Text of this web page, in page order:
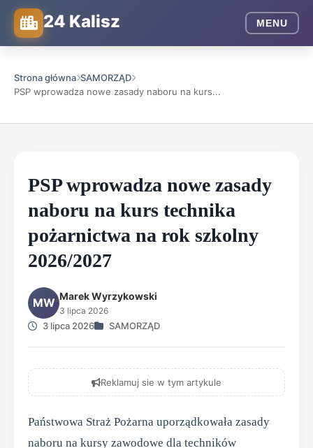
24 Kalisz MENU
Strona główna SAMORZĄD
PSP wprowadza nowe zasady naboru na kurs...
PSP wprowadza nowe zasady
naboru na kurs technika
pożarnictwa na rok szkolny
2026/2027
MW Marek Wyrzykowski
3 lipca 2026
3 lipca 2026 SAMORZĄD
Reklamuj sie w tym artykule
Państwowa Straż Pożarna uporządkowała zasady
naboru na kursy zawodowe dla techników